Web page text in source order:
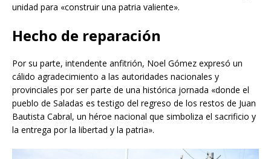
unidad para «construir una patria valiente».
Hecho de reparación
Por su parte, intendente anfitrión, Noel Gómez expresó un
cálido agradecimiento a las autoridades nacionales y
provinciales por ser parte de una histórica jornada «donde el
pueblo de Saladas es testigo del regreso de los restos de Juan
Bautista Cabral, un héroe nacional que simboliza el sacrificio y
la entrega por la libertad y la patria».